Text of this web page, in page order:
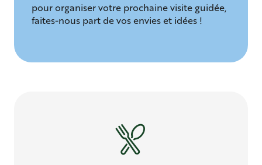
pour organiser votre prochaine visite guidée,
faites-nous part de vos envies et idées !